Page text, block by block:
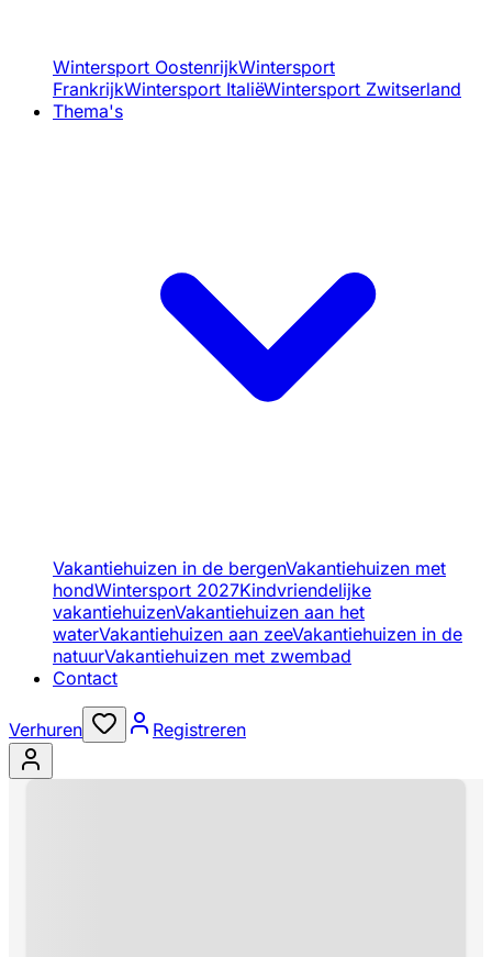
Wintersport OostenrijkWintersport
FrankrijkWintersport ItaliëWintersport Zwitserland
Thema's
Vakantiehuizen in de bergenVakantiehuizen met
hondWintersport 2027Kindvriendelijke
vakantiehuizenVakantiehuizen aan het
waterVakantiehuizen aan zeeVakantiehuizen in de
natuurVakantiehuizen met zwembad
Contact
Verhuren Registreren